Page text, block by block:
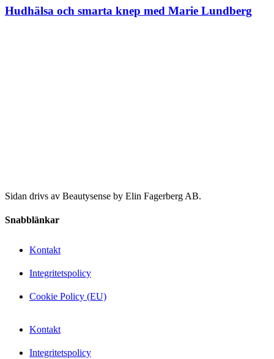
Hudhälsa och smarta knep med Marie Lundberg
Sidan drivs av Beautysense by Elin Fagerberg AB.
Snabblänkar
Kontakt
Integritetspolicy
Cookie Policy (EU)
Kontakt
Integritetspolicy